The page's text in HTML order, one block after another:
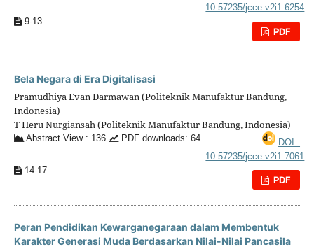
10.57235/jcce.v2i1.6254
9-13
PDF
Bela Negara di Era Digitalisasi
Pramudhiya Evan Darmawan (Politeknik Manufaktur Bandung,
Indonesia)
T Heru Nurgiansah (Politeknik Manufaktur Bandung, Indonesia)
Abstract View : 136 PDF downloads: 64
DOI :
10.57235/jcce.v2i1.7061
14-17
PDF
Peran Pendidikan Kewarganegaraan dalam Membentuk
Karakter Generasi Muda Berdasarkan Nilai-Nilai Pancasila